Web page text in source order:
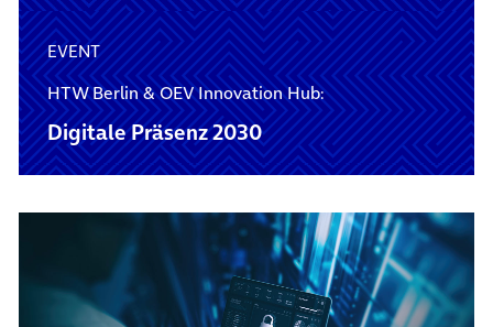
EVENT
HTW Berlin & OEV Innovation Hub:
Digitale Präsenz 2030